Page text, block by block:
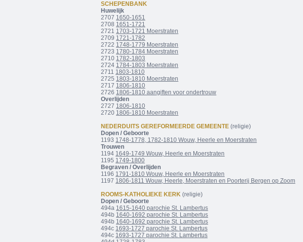
SCHEPENBANK
Huwelijk
2707 1650-1651
2708 1651-1721
2721 1703-1721 Moerstraten
2709 1721-1782
2722 1748-1779 Moerstraten
2723 1780-1784 Moerstraten
2710 1782-1803
2724 1784-1803 Moerstraten
2711 1803-1810
2725 1803-1810 Moerstraten
2717 1806-1810
2726 1806-1810 aangiften voor ondertrouw
Overlijden
2727 1806-1810
2720 1806-1810 Moerstraten
NEDERDUITS GEREFORMEERDE GEMEENTE (religie)
Dopen / Geboorte
1193 1748-1778, 1782-1810 Wouw, Heerle en Moerstraten
Trouwen
1194 1649-1749 Wouw, Heerle en Moerstraten
1195 1749-1800
Begraven / Overlijden
1196 1791-1810 Wouw, Heerle en Moerstraten
1197 1806-1811 Wouw, Heerle, Moerstraten en Poorterij Bergen op Zoom
ROOMS-KATHOLIEKE KERK (religie)
Dopen / Geboorte
494a 1615-1640 parochie St. Lambertus
494b 1640-1692 parochie St. Lambertus
494b 1640-1692 parochie St. Lambertus
494c 1693-1727 parochie St. Lambertus
494c 1693-1727 parochie St. Lambertus